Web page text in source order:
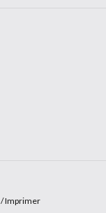
/Imprimer